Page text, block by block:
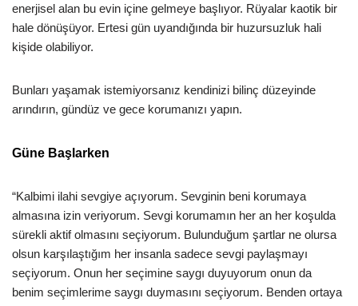
enerjisel alan bu evin içine gelmeye başlıyor. Rüyalar kaotik bir
hale dönüşüyor. Ertesi gün uyandığında bir huzursuzluk hali
kişide olabiliyor.
Bunları yaşamak istemiyorsanız kendinizi bilinç düzeyinde
arındırın, gündüz ve gece korumanızı yapın.
Güne Başlarken
“Kalbimi ilahi sevgiye açıyorum. Sevginin beni korumaya
almasına izin veriyorum. Sevgi korumamın her an her koşulda
sürekli aktif olmasını seçiyorum. Bulunduğum şartlar ne olursa
olsun karşılaştığım her insanla sadece sevgi paylaşmayı
seçiyorum. Onun her seçimine saygı duyuyorum onun da
benim seçimlerime saygı duymasını seçiyorum. Benden ortaya